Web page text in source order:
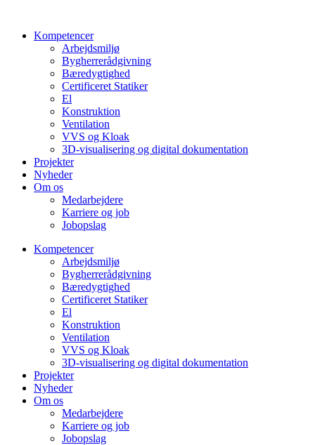
indholdKompetencer
Arbejdsmiljø
Bygherrerådgivning
Bæredygtighed
Certificeret Statiker
El
Konstruktion
Ventilation
VVS og Kloak
3D-visualisering og digital dokumentation
Projekter
Nyheder
Om os
Medarbejdere
Karriere og job
Jobopslag
Kompetencer
Arbejdsmiljø
Bygherrerådgivning
Bæredygtighed
Certificeret Statiker
El
Konstruktion
Ventilation
VVS og Kloak
3D-visualisering og digital dokumentation
Projekter
Nyheder
Om os
Medarbejdere
Karriere og job
Jobopslag